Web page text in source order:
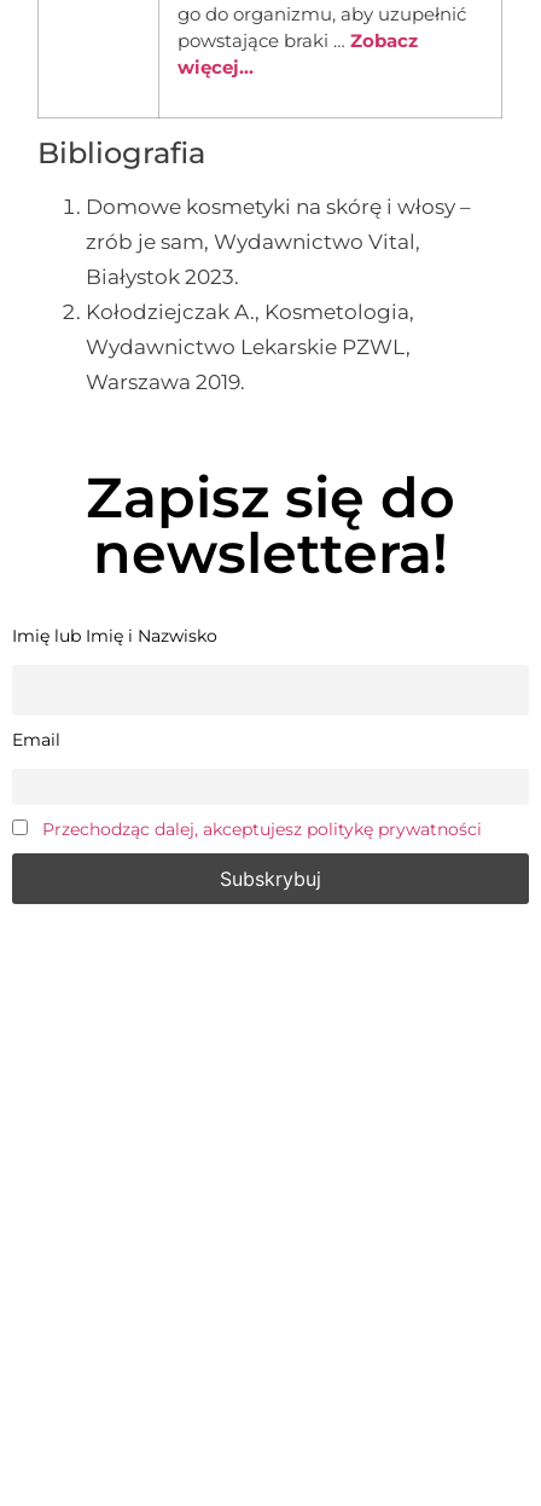
go do organizmu, aby uzupełnić
powstające braki …Zobacz
więcej...
Bibliografia
Domowe kosmetyki na skórę i włosy –
zrób je sam, Wydawnictwo Vital,
Białystok 2023.
Kołodziejczak A., Kosmetologia,
Wydawnictwo Lekarskie PZWL,
Warszawa 2019.
Zapisz się do
newslettera!
Imię lub Imię i Nazwisko
Email
Przechodząc dalej, akceptujesz politykę prywatności